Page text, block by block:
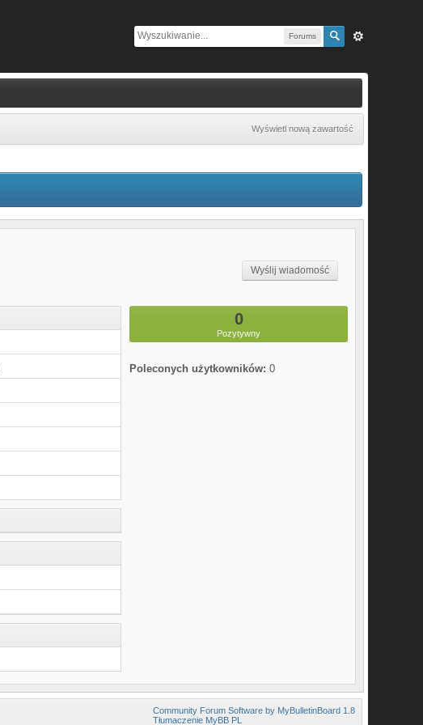
Forums
Wyświetl nową zawartość
Wyślij wiadomość
0
Pozytywny
Poleconych użytkowników: 0
Community Forum Software by MyBulletinBoard 1.8
Tłumaczenie MyBB PL